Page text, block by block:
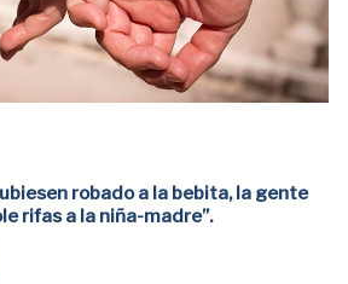
robado a la bebita, la gente
rifas a la niña-madre”.